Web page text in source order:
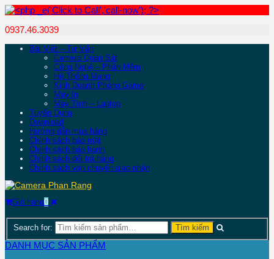
0937.46.3039
Bài Viết – Tư Vấn
Camera Quan Sát
Công Nghệ – Phần Mềm
Hệ Thống Mạng
Kinh Doanh Phòng Game
Máy In
Máy Tính – Laptop
Tuyển Dụng
Download
Hướng dẫn mua hàng
Chính sách bảo mật
Chính sách bảo hành
Chính sách đổi trả hàng
Chính sách vận chuyển giao nhận
Giỏ hàng0
Search for:
DANH MỤC SẢN PHẨM